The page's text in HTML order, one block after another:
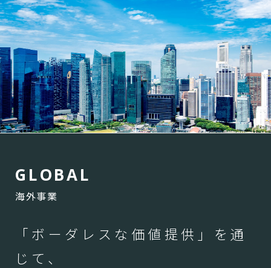
G LOBAL
海外事業
「ボーダレスな価値提供」を通
じて、